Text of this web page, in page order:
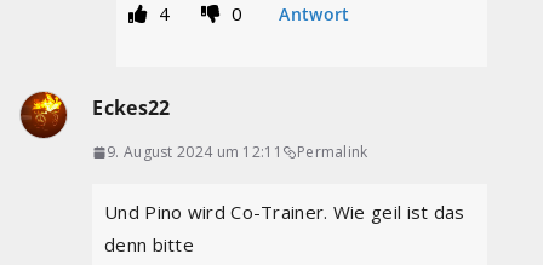
4
0 Antwort
Eckes22
9. August 2024 um 12:11 Permalink
Und Pino wird Co-Trainer. Wie geil ist das
denn bitte